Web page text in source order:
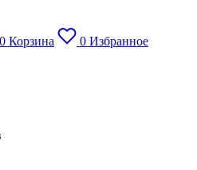
0 Корзина 0 Избранное